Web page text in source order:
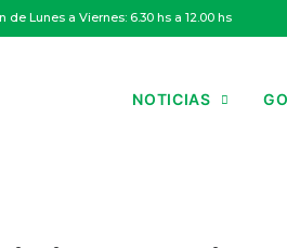
Lunes a Viernes: 6.30 hs a 12.00 hs
NOTICIAS